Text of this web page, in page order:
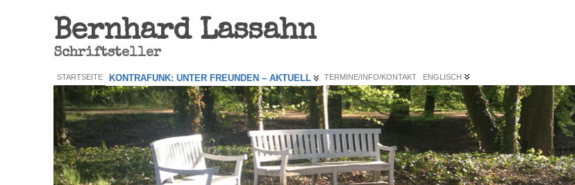
Bernhard Lassahn
Schriftsteller
STARTSEITE KONTRAFUNK: UNTER FREUNDEN – AKTUELL TERMINE/INFO/KONTAKT ENGLISCH